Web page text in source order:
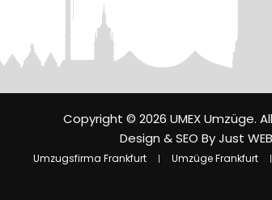
Copyright © 2026 UMEX Umzüge.
Design & SEO ByJust
Umzugsfirma Frankfurt Umzüge Frankfurt